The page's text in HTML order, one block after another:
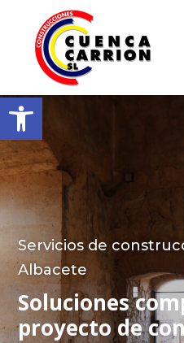
Abrir barra de herramientas
Servicios de
Albacete
Soluciones
proyecto de